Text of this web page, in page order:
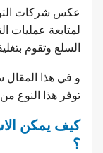
عكس شركات
لمتابعة عمليات
السلع وتقوم
و في هذا المقال
توفر هذا النوع
كيف يمكن
؟